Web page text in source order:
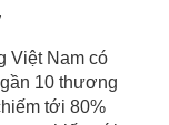
Việt Nam có
10 thương
tới 80%